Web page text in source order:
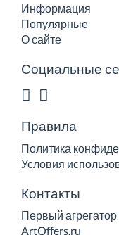
Информация
Популярные
О сайте
Социальные
Правила
Политика
Условия
Контакты
Первый агрегатор
ArtOffers.ru